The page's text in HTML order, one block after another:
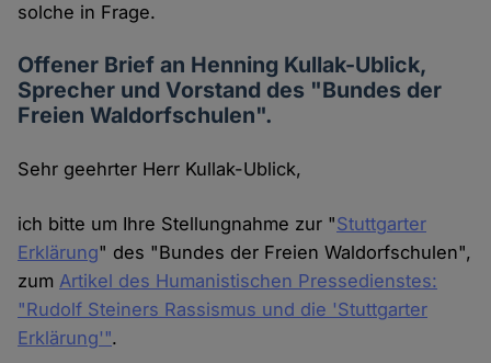
solche in Frage.
Offener Brief an Henning Kullak-Ublick,
Sprecher und Vorstand des "Bundes der
Freien Waldorfschulen".
Sehr geehrter Herr Kullak-Ublick,
ich bitte um Ihre Stellungnahme zur "Stuttgarter
Erklärung" des "Bundes der Freien Waldorfschulen",
zumArtikel des Humanistischen Pressedienstes:
"Rudolf Steiners Rassismus und die 'Stuttgarter
Erklärung'".